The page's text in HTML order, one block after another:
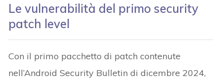
Le vulnerabilità del primo security
patch level
Con il primo pacchetto di patch contenute
nell’Android Security Bulletin di dicembre 2024,